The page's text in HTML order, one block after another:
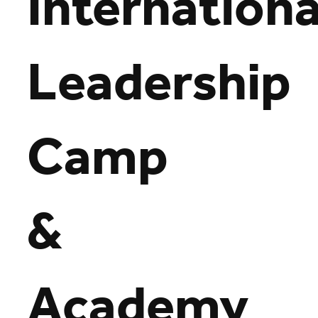
Leadership
Camp
&